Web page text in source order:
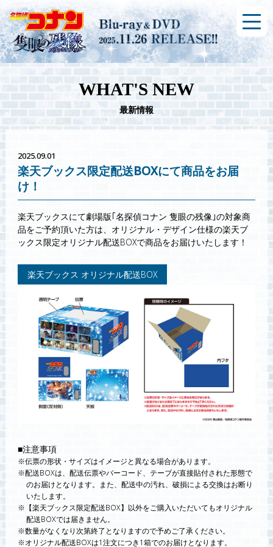
WHAT'S NEW
最新情報
2025.09.01
楽天ブックス限定配送BOXにて商品をお届
け！
楽天ブックスにて劇場版｢名探偵コナン 隻眼の残像｣の対象商
品をご予約頂いた方は、オリジナル・デザイン仕様の楽天ブ
ックス限定オリジナル配送BOXで商品をお届けいたします！
楽天ブックス オリジナル配送BOX
■注意事項
伝票の形状・サイズはイメージと異なる場合があります。
配送BOXは、配送伝票やバーコード、テーブが直接貼付された形態で
のお届けとなります。また、配送中の汚れ、破損による交換はお断り
いたします。
【楽天ブックス限定配送BOX】以外をご購入いただいてもオリジナル
配送BOXでは届きません。
数量がなくなり次第終了となりますので予めご了承ください。
オリジナル配送BOXは1注文につき1箱でのお届けとなります。